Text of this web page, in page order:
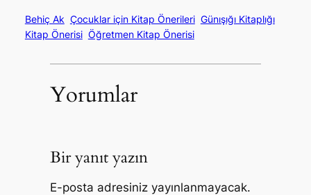
Behiç Ak Çocuklar için Kitap Önerileri Günışığı Kitaplığı
Kitap Önerisi Öğretmen Kitap Önerisi
Yorumlar
Bir yanıt yazın
E-posta adresiniz yayınlanmayacak.